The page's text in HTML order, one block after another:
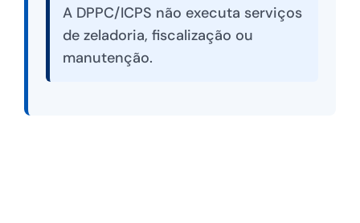
A DPPC/ICPS não executa serviços
de zeladoria, fiscalização ou
manutenção.